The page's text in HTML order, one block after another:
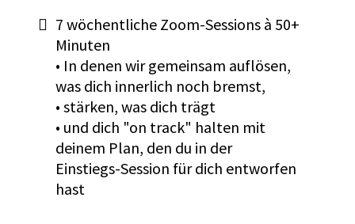
7 wöchentliche Zoom-Sessions à 50+
Minuten
• In denen wir gemeinsam auflösen,
was dich innerlich noch bremst,
• stärken, was dich trägt
• und dich "on track" halten mit
deinem Plan, den du in der
Einstiegs-Session für dich entworfen
hast